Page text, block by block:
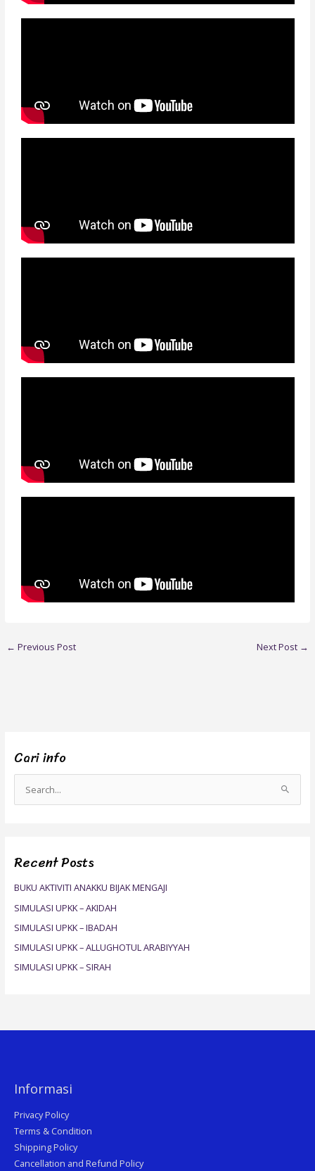
Cari info
e
c
o
r
:
Recent Posts
BUKU AKTIVITI ANAKKU BIJAK MENGAJI
SIMULASI UPKK – AKIDAH
SIMULASI UPKK – IBADAH
SIMULASI UPKK – ALLUGHOTUL ARABIYYAH
SIMULASI UPKK – SIRAH
← Previous Post Next Post →
Informasi
Privacy Policy
Terms & Condition
Shipping Policy
Cancellation and Refund Policy